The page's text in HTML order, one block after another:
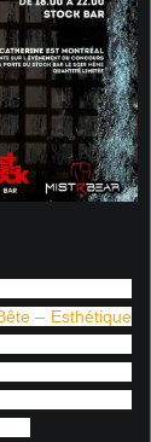
– Esthétique